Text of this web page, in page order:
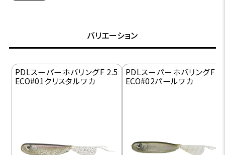
バリエーション
PDLスーパーホバリングF 2.5
ECO#01クリスタルワカ
PDLスーパーホバリングF
ECO#02パールワカ